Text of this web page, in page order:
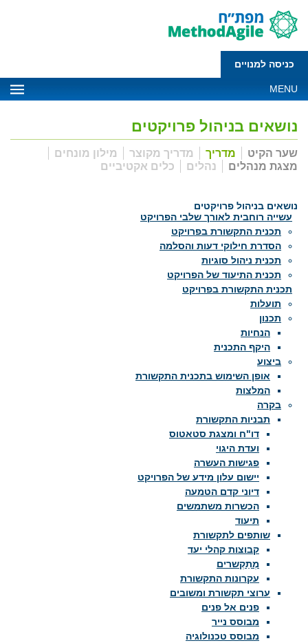
כניסה למנויים
MENU
נושאים בניהול פרויקטים
שער הקיט מדריך מדריך מקוצר
מילון מונחים
מצגת מנהלים
נהלים כלים אקטיביים
נושאים בניהול פרויקטים
עשייה רוחבית לאורך שלבי הפרויקט
תכנית התקשורת בפרויקט
הסדרת חילוקי דעות והסלמה
תכנית ניהול סוגיות
תכנית התיעוד של הפרויקט
תכנית התקשורת בפרויקט
תועלות
תכנון
הנחיות
היקף התכנית
ביצוע
אופן השימוש בתכנית התקשורת
המלצות
בקרה
תבניות התקשורת
דו"ח ומצגת סטאטוס
ועדת היגוי
פגישות העשרה
יישום עלון מידע של הפרויקט
דיוני קדם הטמעה
הכשרות משתמשים
תיעוד
שותפים לתקשורת
קבוצות קהלי יעד
מְתַקְשרים
עקרונות התקשורת
ערוצי תקשורת ומשובים
פנים אל פנים
מבוסס נייר
מבוסס טכנולוגיה